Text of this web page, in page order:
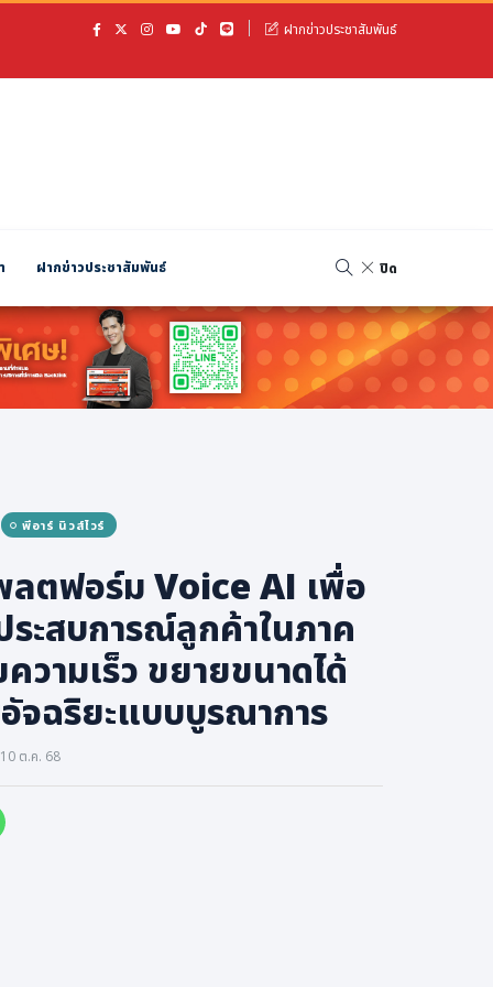
ฝากข่าวประชาสัมพันธ์
ฝากข่าวประชาสัมพันธ์ ปิด
พีอาร์ นิวส์ไวร์
ลตฟอร์ม Voice AI เพื่อ
ะสบการณ์ลูกค้าในภาค
วามเร็ว ขยายขนาดได้
จฉริยะแบบบูรณาการ
10 ต.ค. 68